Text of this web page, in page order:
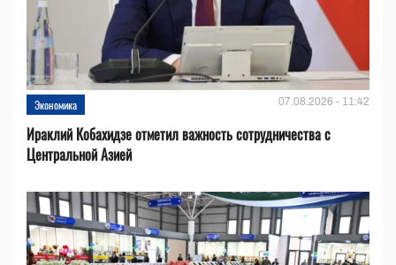
Экономика 07.08.2026 - 11:42
Ираклий Кобахидзе отметил важность сотрудничества с
Центральной Азией